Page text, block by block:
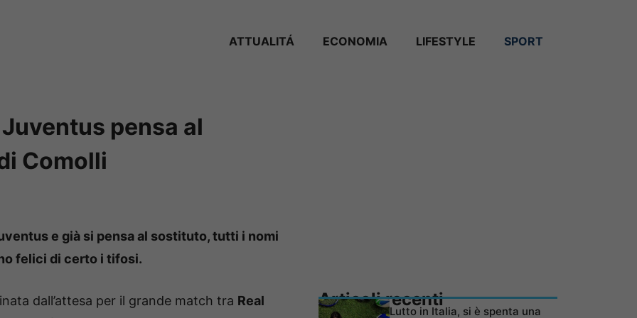
ATTUALITÁ ECONOMIA LIFESTYLE SPORT
pensa al
Comolli
e già si pensa al sostituto, tutti i nomi
felici di certo i tifosi.
dall’attesa per il grande match tra Real
Articoli recenti
Lutto in Italia, si è spenta una